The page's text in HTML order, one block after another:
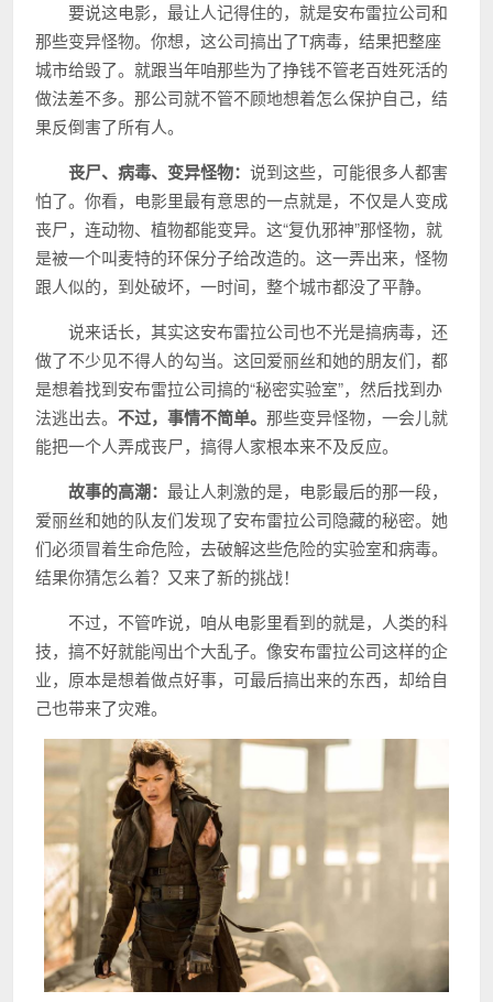
要说这电影，最让人记得住的，就是安布雷拉公司和
那些变异怪物。你想，这公司搞出了T病毒，结果把整座
城市给毁了。就跟当年咱那些为了挣钱不管老百姓死活的
做法差不多。那公司就不管不顾地想着怎么保护自己，结
果反倒害了所有人。
丧尸、病毒、变异怪物：说到这些，可能很多人都害
怕了。你看，电影里最有意思的一点就是，不仅是人变成
丧尸，连动物、植物都能变异。这“复仇邪神”那怪物，就
是被一个叫麦特的环保分子给改造的。这一弄出来，怪物
跟人似的，到处破坏，一时间，整个城市都没了平静。
说来话长，其实这安布雷拉公司也不光是搞病毒，还
做了不少见不得人的勾当。这回爱丽丝和她的朋友们，都
是想着找到安布雷拉公司搞的“秘密实验室”，然后找到办
法逃出去。不过，事情不简单。那些变异怪物，一会儿就
能把一个人弄成丧尸，搞得人家根本来不及反应。
故事的高潮：最让人刺激的是，电影最后的那一段，
爱丽丝和她的队友们发现了安布雷拉公司隐藏的秘密。她
们必须冒着生命危险，去破解这些危险的实验室和病毒。
结果你猜怎么着？又来了新的挑战！
不过，不管咋说，咱从电影里看到的就是，人类的科
技，搞不好就能闯出个大乱子。像安布雷拉公司这样的企
业，原本是想着做点好事，可最后搞出来的东西，却给自
己也带来了灾难。